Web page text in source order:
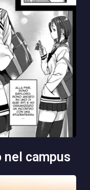
nel campus